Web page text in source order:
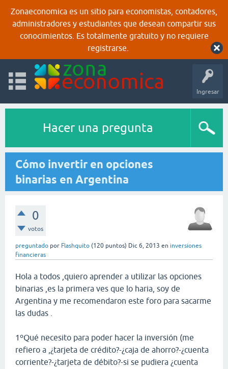
Zonaeconomica es un sitio para economistas, contadores,
administradores y estudiantes que desean compartir sus
conocimientos. Es totalmente gratuito y no requiere
registrarse.
Ingresar
Hacer una pregunta
Cómo invertir en opciones
binarias en Argentina
0
votos
preguntado por Flashquito (120 puntos) Dic 6, 2013 en inversiones
financieras
Hola a todos ,quiero aprender a utilizar las opciones
binarias ,es la primera ves que lo haria, soy de
Argentina y me recomendaron este foro para sacarme
las dudas .
1ºQué necesito para poder hacer la inversión (me
refiero a ,¿tarjeta de crédito?-¿caja de ahorro?-¿cuenta
corriente?-¿tarjeta de débito?-si se pudiera ¿cuenta